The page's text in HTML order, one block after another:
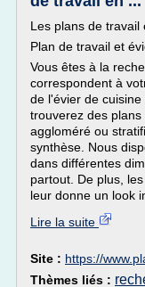
Les plans de travail
Plan de travail et
Vous êtes à la
correspondent à
de l'évier de
trouverez des
aggloméré ou
synthèse. Nous
dans différentes
partout. De plus,
leur donne un look
Lire la suite
Site : https://
Thèmes liés :